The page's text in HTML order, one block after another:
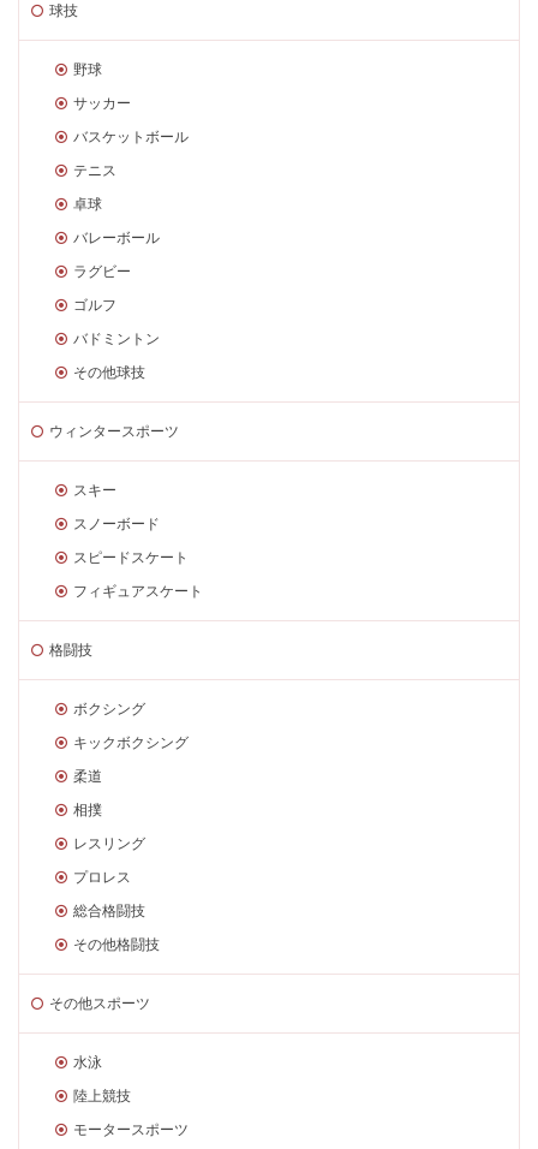
球技
野球
サッカー
バスケットボール
テニス
卓球
バレーボール
ラグビー
ゴルフ
バドミントン
その他球技
ウィンタースポーツ
スキー
スノーボード
スピードスケート
フィギュアスケート
格闘技
ボクシング
キックボクシング
柔道
相撲
レスリング
プロレス
総合格闘技
その他格闘技
その他スポーツ
水泳
陸上競技
モータースポーツ